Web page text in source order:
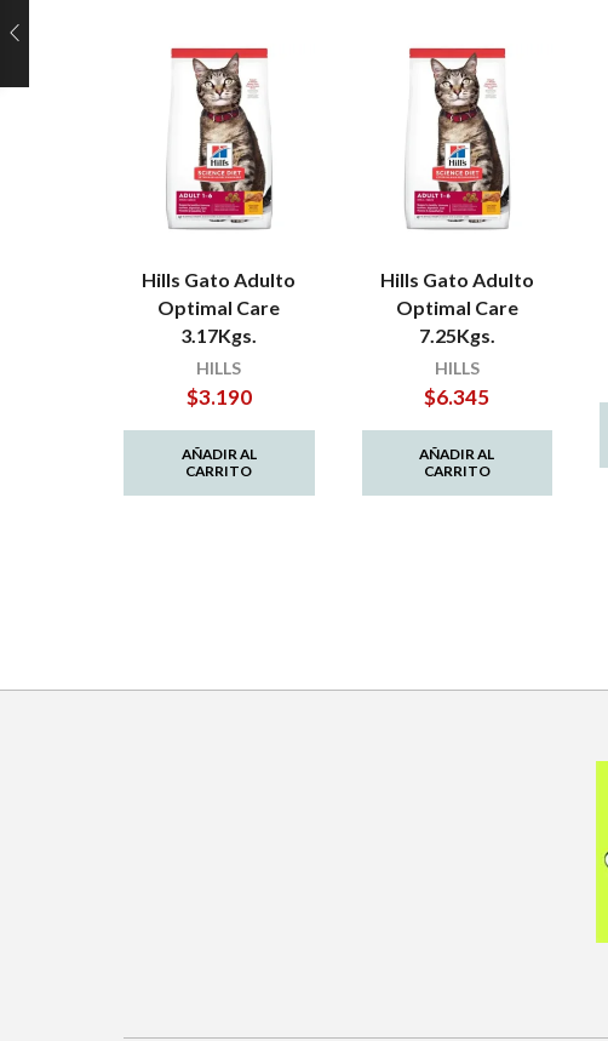
Hills Gato Adulto
Optimal Care
3.17Kgs.
HILLS
$3.190
AÑADIR AL
CARRITO
Hills Gato Adulto
Optimal Care
7.25Kgs.
HILLS
$6.345
AÑADIR AL
CARRITO